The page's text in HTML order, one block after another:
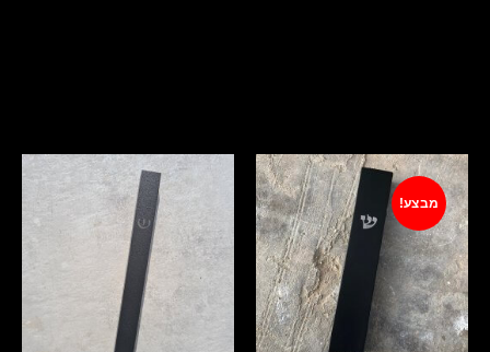
מבצע!